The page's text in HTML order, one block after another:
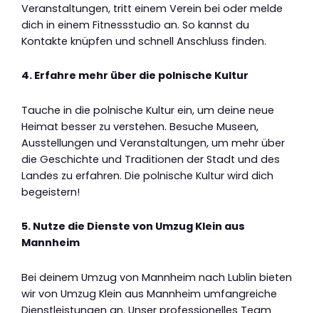
Veranstaltungen, tritt einem Verein bei oder melde
dich in einem Fitnessstudio an. So kannst du
Kontakte knüpfen und schnell Anschluss finden.
4. Erfahre mehr über die polnische Kultur
Tauche in die polnische Kultur ein, um deine neue
Heimat besser zu verstehen. Besuche Museen,
Ausstellungen und Veranstaltungen, um mehr über
die Geschichte und Traditionen der Stadt und des
Landes zu erfahren. Die polnische Kultur wird dich
begeistern!
5. Nutze die Dienste von Umzug Klein aus
Mannheim
Bei deinem Umzug von Mannheim nach Lublin bieten
wir von Umzug Klein aus Mannheim umfangreiche
Dienstleistungen an. Unser professionelles Team